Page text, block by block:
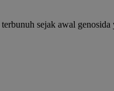
sejak awal genosida